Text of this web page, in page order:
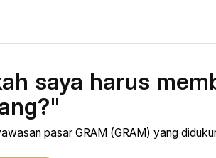
saya harus
pasar GRAM (GRAM) yang